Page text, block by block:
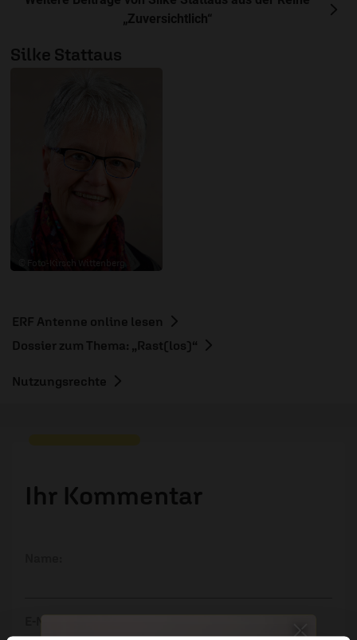
„Zuversichtlich“
Silke Stattaus
© Foto-Kirsch Wittenberg
ERF Antenne online lesen
Dossier zum Thema: „Rast(los)“
Nutzungsrechte
Ihr Kommentar